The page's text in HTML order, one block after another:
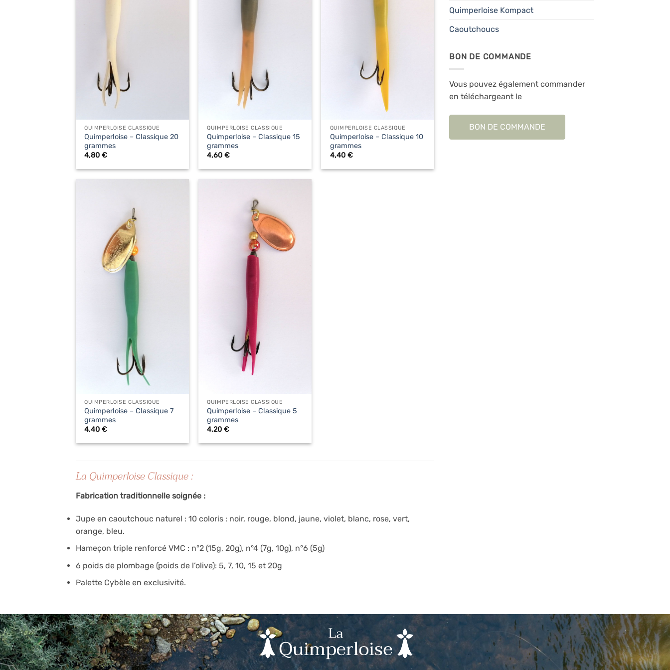
QUIMPERLOISE CLASSIQUE
Quimperloise – Classique 20
grammes
4,80€
QUIMPERLOISE CLASSIQUE
Quimperloise – Classique 15
grammes
4,60€
QUIMPERLOISE CLASSIQUE
Quimperloise – Classique 10
grammes
4,40 €
QUIMPERLOISE CLASSIQUE
Quimperloise – Classique 7
grammes
4,40€
QUIMPERLOISE CLASSIQUE
Quimperloise – Classique 5
grammes
4,20€
La Quimperloise Classique :
Fabrication traditionnelle soignée :
Jupe en caoutchouc naturel : 10 coloris : noir, rouge, blond, jaune, violet, blanc, rose, vert,
orange, bleu.
Hameçon triple renforcé VMC : n°2 (15g, 20g), n°4 (7g, 10g), n°6 (5g)
6 poids de plombage (poids de l’olive): 5, 7, 10, 15 et 20g
Palette Cybèle en exclusivité.
Quimperloise Kompact
Caoutchoucs
BON DE COMMANDE
Vous pouvez également commander
en téléchargeant le
BON DE COMMANDE